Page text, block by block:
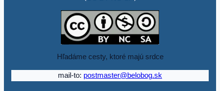
Hľadáme cesty, ktoré majú srdce
mail-to: postmaster@belobog.sk